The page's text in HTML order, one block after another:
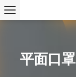
平面口罩